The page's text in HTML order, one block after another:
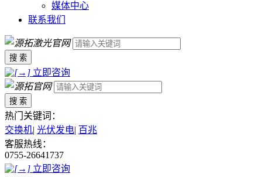
媒体中心
联系我们
搜 索
立即咨询
搜 索
热门关键词：
交换机| 光伏发电| 百兆
客服热线：
0755-26641737
立即咨询